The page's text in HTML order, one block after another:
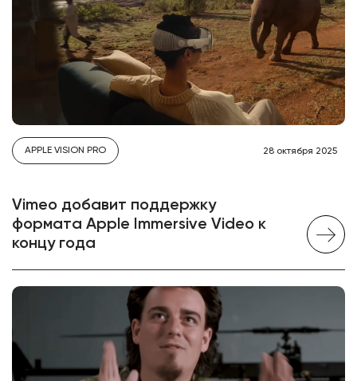
APPLE VISION PRO 28 октября 2025
Vimeo добавит поддержку
формата Apple Immersive Video к
концу года